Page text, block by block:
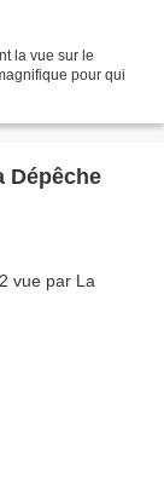
la vue sur le
pour qui
Dépêche